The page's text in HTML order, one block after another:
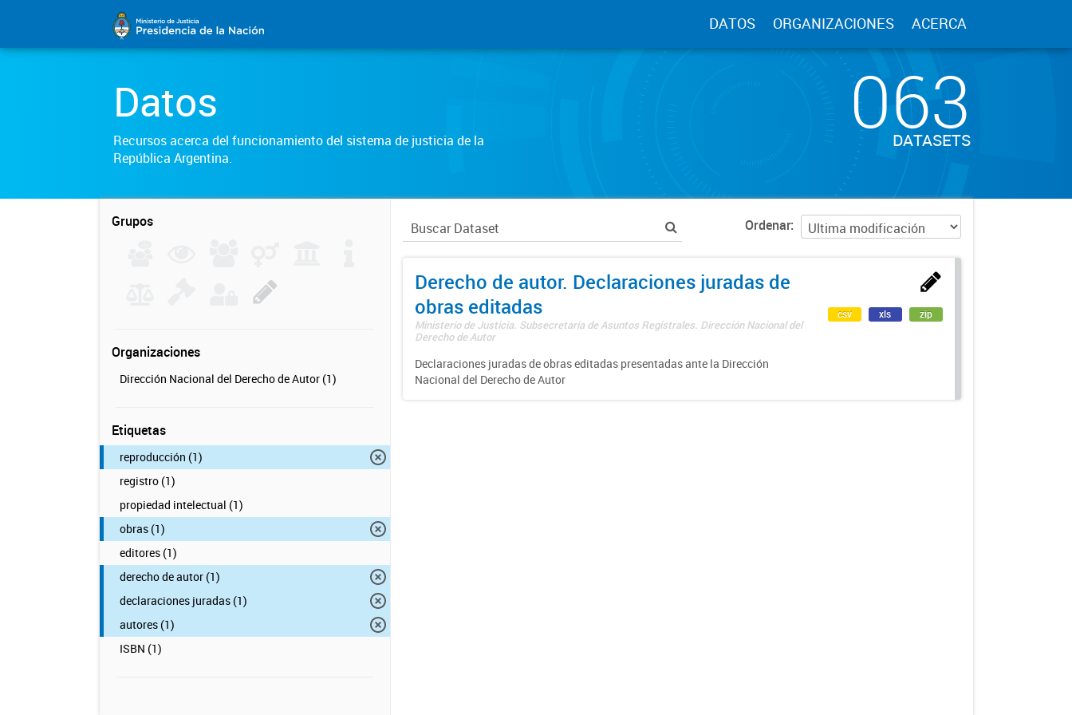
DATOS ORGANIZACIONES ACERCA
Datos
Recursos acerca del funcionamiento del sistema de justicia de la
República Argentina.
063
DATASETS
Grupos
Organizaciones
Dirección Nacional del Derecho de Autor (1)
Etiquetas
reproducción (1)
registro (1)
propiedad intelectual (1)
obras (1)
editores (1)
derecho de autor (1)
declaraciones juradas (1)
autores (1)
ISBN (1)
Ordenar
Derecho de autor. Declaraciones juradas de
obras editadas
Ministerio de Justicia. Subsecretaría de Asuntos Registrales. Dirección Nacional del
Derecho de Autor
Declaraciones juradas de obras editadas presentadas ante la Dirección
Nacional del Derecho de Autor
csv xls zip